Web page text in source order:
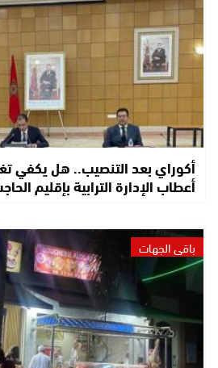
أكوراي بعد التنصيب.. هل يكفي
أعطاب الإدارة الترابية بإقليم
باقي الجهات